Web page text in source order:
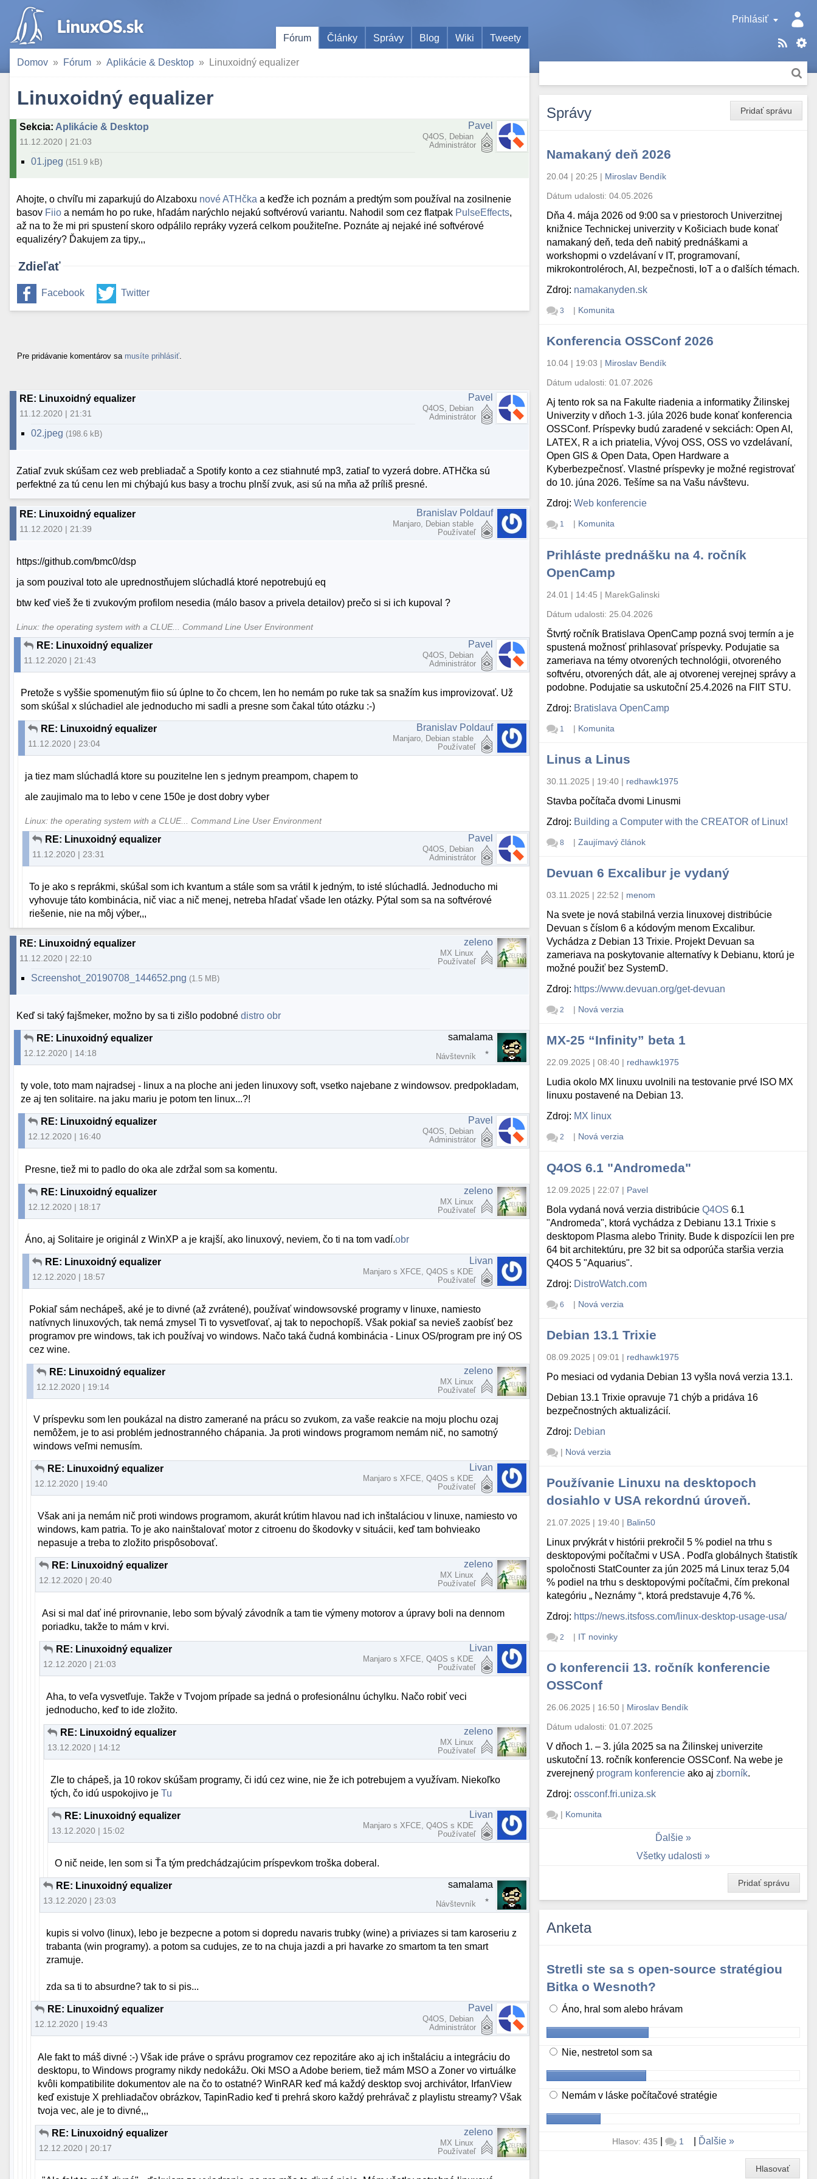
Prihlásiť
Fórum
Články Správy Blog Wiki Tweety
Domov Fórum Aplikácie & Desktop Linuxoidný equalizer
Linuxoidný equalizer
Sekcia: Aplikácie & Desktop
11.12.2020 | 21:03
Pavel
Q4OS, Debian
Administrátor
01.jpeg (151.9 kB)
Ahojte, o chvíľu mi zaparkujú do Alzaboxu nové ATHčka a keďže ich poznám a predtým som používal na zosilnenie
basov Fiio a nemám ho po ruke, hľadám narýchlo nejakú softvérovú variantu. Nahodil som cez flatpak PulseEffects,
až na to že mi pri spustení skoro odpálilo repráky vyzerá celkom použiteľne. Poznáte aj nejaké iné softvérové
equalizéry? Ďakujem za tipy,,,
Zdieľať
Facebook Twitter
Pre pridávanie komentárov sa musíte prihlásiť
RE: Linuxoidný equalizer
11.12.2020 | 21:31
Pavel
Q4OS, Debian
Administrátor
02.jpeg (198.6 kB)
Zatiaľ zvuk skúšam cez web prebliadač a Spotify konto a cez stiahnuté mp3, zatiaľ to vyzerá dobre. ATHčka sú
perfektné za tú cenu len mi chýbajú kus basy a trochu plnší zvuk, asi sú na mňa až príliš presné.
RE: Linuxoidný equalizer
11.12.2020 | 21:39
Branislav Poldauf
Manjaro, Debian stable
Používateľ
https://github.com/bmc0/dsp
ja som pouzival toto ale uprednostňujem slúchadlá ktoré nepotrebujú eq
btw keď vieš že ti zvukovým profilom nesedia (málo basov a privela detailov) prečo si si ich kupoval ?
Linux: the operating system with a CLUE... Command Line User Environment
RE: Linuxoidný equalizer
11.12.2020 | 21:43
Pavel
Q4OS, Debian
Administrátor
Pretože s vyššie spomenutým fiio sú úplne to čo chcem, len ho nemám po ruke tak sa snažím kus improvizovať. Už
som skúšal x slúchadiel ale jednoducho mi sadli a presne som čakal túto otázku :-)
RE: Linuxoidný equalizer
11.12.2020 | 23:04
Branislav Poldauf
Manjaro, Debian stable
Používateľ
ja tiez mam slúchadlá ktore su pouzitelne len s jednym preampom, chapem to
ale zaujimalo ma to lebo v cene 150e je dost dobry vyber
Linux: the operating system with a CLUE... Command Line User Environment
RE: Linuxoidný equalizer
11.12.2020 | 23:31
Pavel
Q4OS, Debian
Administrátor
To je ako s reprákmi, skúšal som ich kvantum a stále som sa vrátil k jedným, to isté slúchadlá. Jednoducho mi
vyhovuje táto kombinácia, nič viac a nič menej, netreba hľadať všade len otázky. Pýtal som sa na softvérové
riešenie, nie na môj výber,,,
RE: Linuxoidný equalizer
11.12.2020 | 22:10
zeleno
MX Linux
Používateľ
Screenshot_20190708_144652.png (1.5 MB)
Keď si taký fajšmeker, možno by sa ti zišlo podobnédistro obr
RE: Linuxoidný equalizer
12.12.2020 | 14:18
samalama
Návštevník
ty vole, toto mam najradsej - linux a na ploche ani jeden linuxovy soft, vsetko najebane z windowsov. predpokladam,
ze aj ten solitaire. na jaku mariu je potom ten linux...?!
RE: Linuxoidný equalizer
12.12.2020 | 16:40
Pavel
Q4OS, Debian
Administrátor
Presne, tiež mi to padlo do oka ale zdržal som sa komentu.
RE: Linuxoidný equalizer
12.12.2020 | 18:17
zeleno
MX Linux
Používateľ
Áno, aj Solitaire je originál z WinXP a je krajší, ako linuxový, neviem, čo ti na tom vadí.obr
RE: Linuxoidný equalizer
12.12.2020 | 18:57
Livan
Manjaro s XFCE, Q4OS s KDE
Používateľ
Pokiaľ sám nechápeš, aké je to divné (až zvrátené), používať windowsovské programy v linuxe, namiesto
natívnych linuxových, tak nemá zmysel Ti to vysvetľovať, aj tak to nepochopíš. Však pokiaľ sa nevieš zaobísť bez
programov pre windows, tak ich používaj vo windows. Načo taká čudná kombinácia - Linux OS/program pre iný OS
cez wine.
RE: Linuxoidný equalizer
12.12.2020 | 19:14
zeleno
MX Linux
Používateľ
V príspevku som len poukázal na distro zamerané na prácu so zvukom, za vaše reakcie na moju plochu ozaj
nemôžem, je to asi problém jednostranného chápania. Ja proti windows programom nemám nič, no samotný
windows veľmi nemusím.
RE: Linuxoidný equalizer
12.12.2020 | 19:40
Livan
Manjaro s XFCE, Q4OS s KDE
Používateľ
Však ani ja nemám nič proti windows programom, akurát krútim hlavou nad ich inštaláciou v linuxe, namiesto vo
windows, kam patria. To je ako nainštalovať motor z citroenu do škodovky v situácii, keď tam bohvieako
nepasuje a treba to zložito prispôsobovať.
RE: Linuxoidný equalizer
12.12.2020 | 20:40
zeleno
MX Linux
Používateľ
Asi si mal dať iné prirovnanie, lebo som bývalý závodník a tam tie výmeny motorov a úpravy boli na dennom
poriadku, takže to mám v krvi.
RE: Linuxoidný equalizer
12.12.2020 | 21:03
Livan
Manjaro s XFCE, Q4OS s KDE
Používateľ
Aha, to veľa vysvetľuje. Takže v Tvojom prípade sa jedná o profesionálnu úchylku. Načo robiť veci
jednoducho, keď to ide zložito.
RE: Linuxoidný equalizer
13.12.2020 | 14:12
zeleno
MX Linux
Používateľ
Zle to chápeš, ja 10 rokov skúšam programy, či idú cez wine, nie že ich potrebujem a využívam. Niekoľko
tých, čo idú uspokojivo jeTu
RE: Linuxoidný equalizer
13.12.2020 | 15:02
Livan
Manjaro s XFCE, Q4OS s KDE
Používateľ
O nič neide, len som si Ťa tým predchádzajúcim príspevkom troška doberal.
RE: Linuxoidný equalizer
13.12.2020 | 23:03
samalama
Návštevník
kupis si volvo (linux), lebo je bezpecne a potom si dopredu navaris trubky (wine) a priviazes si tam karoseriu z
trabanta (win programy). a potom sa cudujes, ze to na chuja jazdi a pri havarke zo smartom ta ten smart
zramuje.
zda sa ti to absurdne? tak to si pis...
RE: Linuxoidný equalizer
12.12.2020 | 19:43
Pavel
Q4OS, Debian
Administrátor
Ale fakt to máš divné :-) Však ide práve o správu programov cez repozitáre ako aj ich inštaláciu a integráciu do
desktopu, to Windows programy nikdy nedokážu. Oki MSO a Adobe beriem, tiež mám MSO a Zoner vo virtuálke
kvôli kompatibilite dokumentov ale na čo to ostatné? WinRAR keď má každý desktop svoj archivátor, IrfanView
keď existuje X prehliadačov obrázkov, TapinRadio keď ti prehrá skoro každý prehrávač z playlistu streamy? Však
tvoja vec, ale je to divné,,,
RE: Linuxoidný equalizer
12.12.2020 | 20:17
zeleno
MX Linux
Používateľ
Pridať správu
Správy
Namakaný deň 2026
20.04 | 20:25 | Miroslav Bendík
Dátum udalosti:04.05.2026
Dňa 4. mája 2026 od 9:00 sa v priestoroch Univerzitnej
knižnice Technickej univerzity v Košiciach bude konať
namakaný deň, teda deň nabitý prednáškami a
workshopmi o vzdelávaní v IT, programovaní,
mikrokontroléroch, AI, bezpečnosti, IoT a o ďalších témach.
Zdroj: namakanyden.sk
3 | Komunita
Konferencia OSSConf 2026
10.04 | 19:03 | Miroslav Bendík
Dátum udalosti:01.07.2026
Aj tento rok sa na Fakulte riadenia a informatiky Žilinskej
Univerzity v dňoch 1-3. júla 2026 bude konať konferencia
OSSConf. Príspevky budú zaradené v sekciách: Open AI,
LATEX, R a ich priatelia, Vývoj OSS, OSS vo vzdelávaní,
Open GIS & Open Data, Open Hardware a
Kyberbezpečnosť. Vlastné príspevky je možné registrovať
do 10. júna 2026. Tešíme sa na Vašu návštevu.
Zdroj:Web konferencie
1 | Komunita
Prihláste prednášku na 4. ročník
OpenCamp
24.01 | 14:45 | MarekGalinski
Dátum udalosti: 25.04.2026
Štvrtý ročník Bratislava OpenCamp pozná svoj termín a je
spustená možnosť prihlasovať príspevky. Podujatie sa
zameriava na témy otvorených technológii, otvoreného
softvéru, otvorených dát, ale aj otvorenej verejnej správy a
podobne. Podujatie sa uskutoční 25.4.2026 na FIIT STU.
Zdroj: Bratislava OpenCamp
1 | Komunita
Linus a Linus
30.11.2025 | 19:40 | redhawk1975
Stavba počítača dvomi Linusmi
Zdroj: Building a Computer with the CREATOR of Linux!
8 | Zaujímavý článok
Devuan 6 Excalibur je vydaný
03.11.2025 | 22:52 | menom
Na svete je nová stabilná verzia linuxovej distribúcie
Devuan s číslom 6 a kódovým menom Excalibur.
Vychádza z Debian 13 Trixie. Projekt Devuan sa
zameriava na poskytovanie alternatívy k Debianu, ktorú je
možné použiť bez SystemD.
Zdroj: https://www.devuan.org/get-devuan
2 | Nová verzia
MX-25 “Infinity” beta 1
22.09.2025 | 08:40 | redhawk1975
Ludia okolo MX linuxu uvolnili na testovanie prvé ISO MX
linuxu postavené na Debian 13.
Zdroj: MX linux
2 | Nová verzia
Q4OS 6.1 "Andromeda"
12.09.2025 | 22:07 | Pavel
Bola vydaná nová verzia distribúcieQ4OS 6.1
"Andromeda", ktorá vychádza z Debianu 13.1 Trixie s
desktopom Plasma alebo Trinity. Bude k dispozícii len pre
64 bit architektúru, pre 32 bit sa odporúča staršia verzia
Q4OS 5 "Aquarius".
Zdroj: DistroWatch.com
6 | Nová verzia
Debian 13.1 Trixie
08.09.2025 | 09:01 | redhawk1975
Po mesiaci od vydania Debian 13 vyšla nová verzia 13.1.
Debian 13.1 Trixie opravuje 71 chýb a pridáva 16
bezpečnostných aktualizácií.
Zdroj: Debian
| Nová verzia
Používanie Linuxu na desktopoch
dosiahlo v USA rekordnú úroveň.
21.07.2025 | 19:40 | Balin50
Linux prvýkrát v histórii prekročil 5 % podiel na trhu s
desktopovými počítačmi v USA . Podľa globálnych štatistík
spoločnosti StatCounter za jún 2025 má Linux teraz 5,04
% podiel na trhu s desktopovými počítačmi, čím prekonal
kategóriu „ Neznámy “, ktorá predstavuje 4,76 %.
Zdroj: https://news.itsfoss.com/linux-desktop-usage-usa/
2 | IT novinky
O konferencii 13. ročník konferencie
OSSConf
26.06.2025 | 16:50 | Miroslav Bendík
Dátum udalosti:01.07.2025
V dňoch 1. – 3. júla 2025 sa na Žilinskej univerzite
uskutoční 13. ročník konferencie OSSConf. Na webe je
zverejnený program konferencie ako aj zborník.
Zdroj:ossconf.fri.uniza.sk
| Komunita
Ďalšie
Všetky udalosti
Pridať správu
Anketa
Stretli ste sa s open-source stratégiou
Bitka o Wesnoth?
Áno, hral som alebo hrávam
Nie, nestretol som sa
Nemám v láske počítačové stratégie
Hlasov: 435 | 1 Ďalšie
Hlasovať